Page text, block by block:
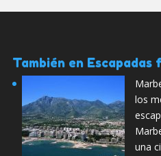
También en Escapadas
los
una